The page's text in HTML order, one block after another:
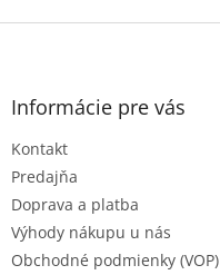
Z
Informácie pre vás
Kontakt
Predajňa
Doprava a platba
Výhody nákupu u nás
Obchodné podmienky (VOP)